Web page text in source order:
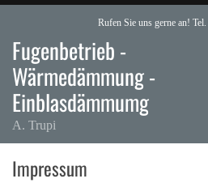
Rufen Sie uns gerne an! Tel.
Fugenbetrieb -
Wärmedämmung -
Einblasdämmumg
A. Trupi
Impressum